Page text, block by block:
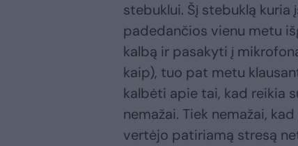
stebuklui. Šį stebuklą
padedančios vienu metu
kalbą ir pasakyti į
kaip), tuo pat metu
kalbėti apie tai, kad reikia
nemažai. Tiek nemažai,
vertėjo patiriamą stresą